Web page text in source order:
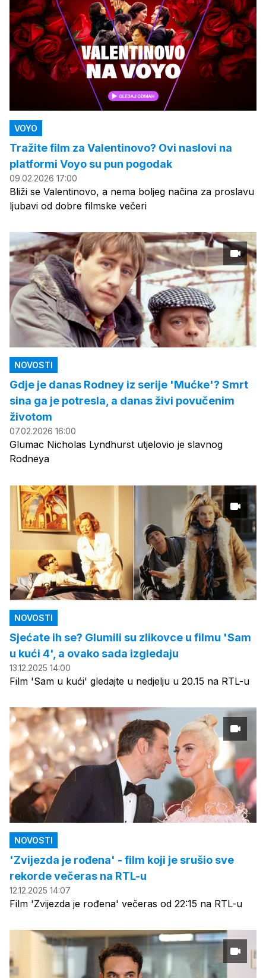
VOYO
Tražite film za Valentinovo? Ovi naslovi na
platformi Voyo su pun pogodak
09.02.2026 17:00
Bliži se Valentinovo, a nema boljeg načina za proslavu
ljubavi od dobre filmske večeri
NOVOSTI
Gdje je danas Rodney iz serije 'Mućke'? Smrt
sina ga je potresla, a danas živi povučenim
životom
07.02.2026 16:00
Glumac Nicholas Lyndhurst utjelovio je slavnog
Rodneya
NOVOSTI
Sjećate ih se? Glumili su zlikovce u filmu 'Sam
u kući 4', a ovako sada izgledaju
13.12.2025 14:00
Film 'Sam u kući' gledajte u nedjelju u 20.15 na RTL-u
NOVOSTI
'Zvijezda je rođena' - film koji je srušio sve
rekorde večeras na RTL-u
12.12.2025 14:07
Film 'Zvijezda je rođena' večeras od 22:15 na RTL-u